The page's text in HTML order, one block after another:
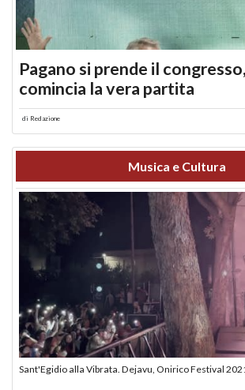
Pagano si prende il
comincia la vera partita
di Redazione
Musica e Cultura
Sant'Egidio alla Vibrata. Dejavu, Onirico Festival